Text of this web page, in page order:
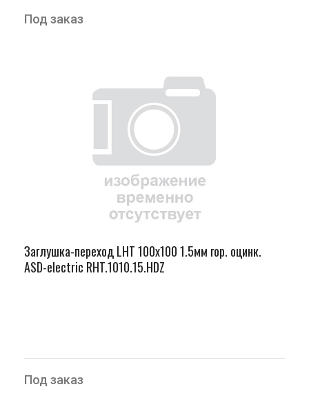
Под заказ
Заглушка-переход LHT 100х100 1.5мм гор. оцинк.
ASD-electric RHT.1010.15.HDZ
Под заказ